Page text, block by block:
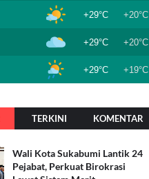
+29°C +20°C
+29°C +20°C
+29°C +19°C
TERKINI KOMENTAR
Wali Kota Sukabumi Lantik 24
Pejabat, Perkuat Birokrasi